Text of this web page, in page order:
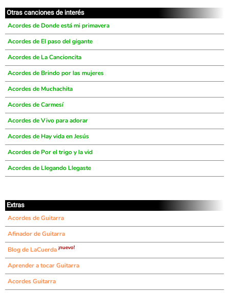
Otras canciones de interés
Acordes de Donde está mi primavera
Acordes de El paso del gigante
Acordes de La Cancioncita
Acordes de Brindo por las mujeres
Acordes de Muchachita
Acordes de Carmesí
Acordes de Vivo para adorar
Acordes de Hay vida en Jesús
Acordes de Por el trigo y la vid
Acordes de Llegando Llegaste
Extras
Acordes de Guitarra
Afinador de Guitarra
Blog de LaCuerda ¡nuevo!
Aprender a tocar Guitarra
Acordes Guitarra